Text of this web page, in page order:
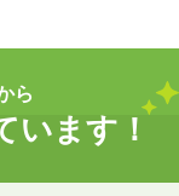
ら
います！